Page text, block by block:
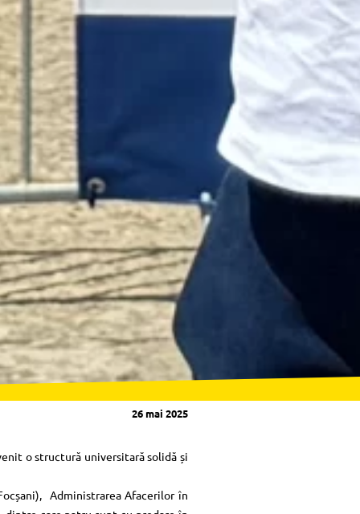
26 mai 2025
o structură universitară solidă și
Administrarea Afacerilor în